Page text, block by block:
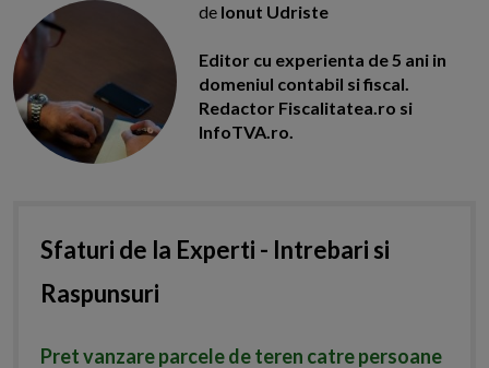
de Ionut Udriste
Editor cu experienta de 5 ani in
domeniul contabil si fiscal.
Redactor Fiscalitatea.ro si
InfoTVA.ro.
Sfaturi de la Experti - Intrebari si
Raspunsuri
Pret vanzare parcele de teren catre persoane